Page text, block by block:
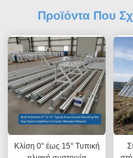
Προϊόντα Που
Κλίση 0° έως 15° Τυπική